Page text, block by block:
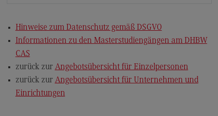
Hinweise zum Datenschutz gemäß DSGVO
Informationen zu den Masterstudiengängen am DHBW
CAS
zurück zur Angebotsübersicht für Einzelpersonen
zurück zur Angebotsübersicht für Unternehmen und
Einrichtungen